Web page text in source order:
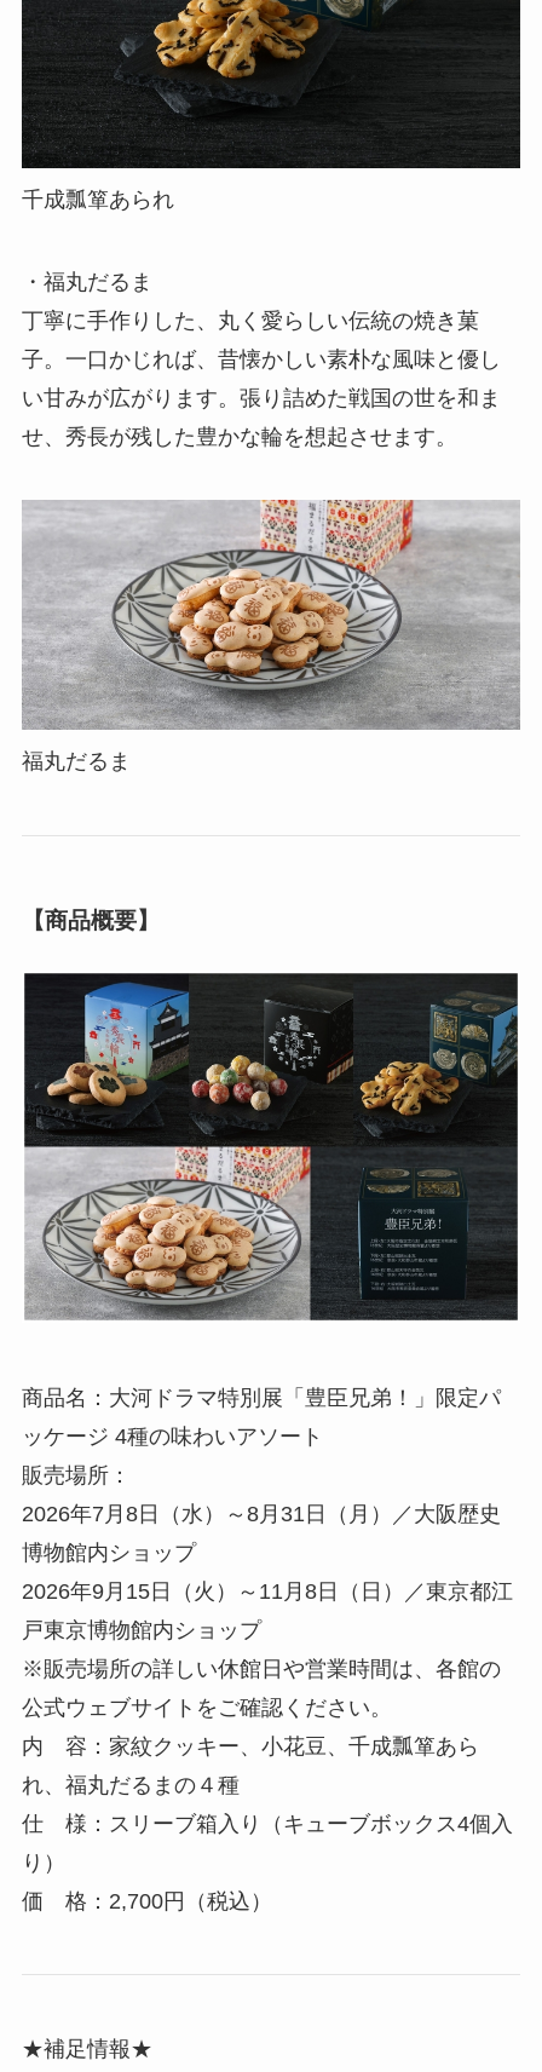
千成瓢箪あられ
・福丸だるま
丁寧に手作りした、丸く愛らしい伝統の焼き菓
子。一口かじれば、昔懐かしい素朴な風味と優し
い甘みが広がります。張り詰めた戦国の世を和ま
せ、秀長が残した豊かな輪を想起させます。
福丸だるま
【商品概要】
商品名：大河ドラマ特別展「豊臣兄弟！」限定パ
ッケージ 4種の味わいアソート
販売場所：
2026年7月8日（水）～8月31日（月）／大阪歴史
博物館内ショップ
2026年9月15日（火）～11月8日（日）／東京都江
戸東京博物館内ショップ
※販売場所の詳しい休館日や営業時間は、各館の
公式ウェブサイトをご確認ください。
内 容：家紋クッキー、小花豆、千成瓢箪あら
れ、福丸だるまの４種
仕 様：スリーブ箱入り（キューブボックス4個入
り）
価 格：2,700円（税込）
★補足情報★